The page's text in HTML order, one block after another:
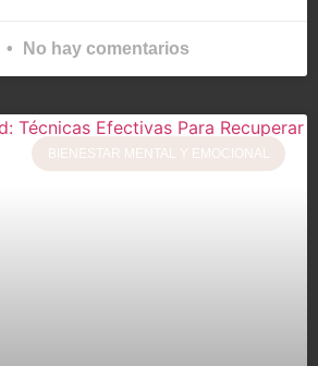
No hay comentarios
BIENESTAR MENTAL Y EMOCIONAL